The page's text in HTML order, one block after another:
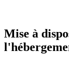
Mise à